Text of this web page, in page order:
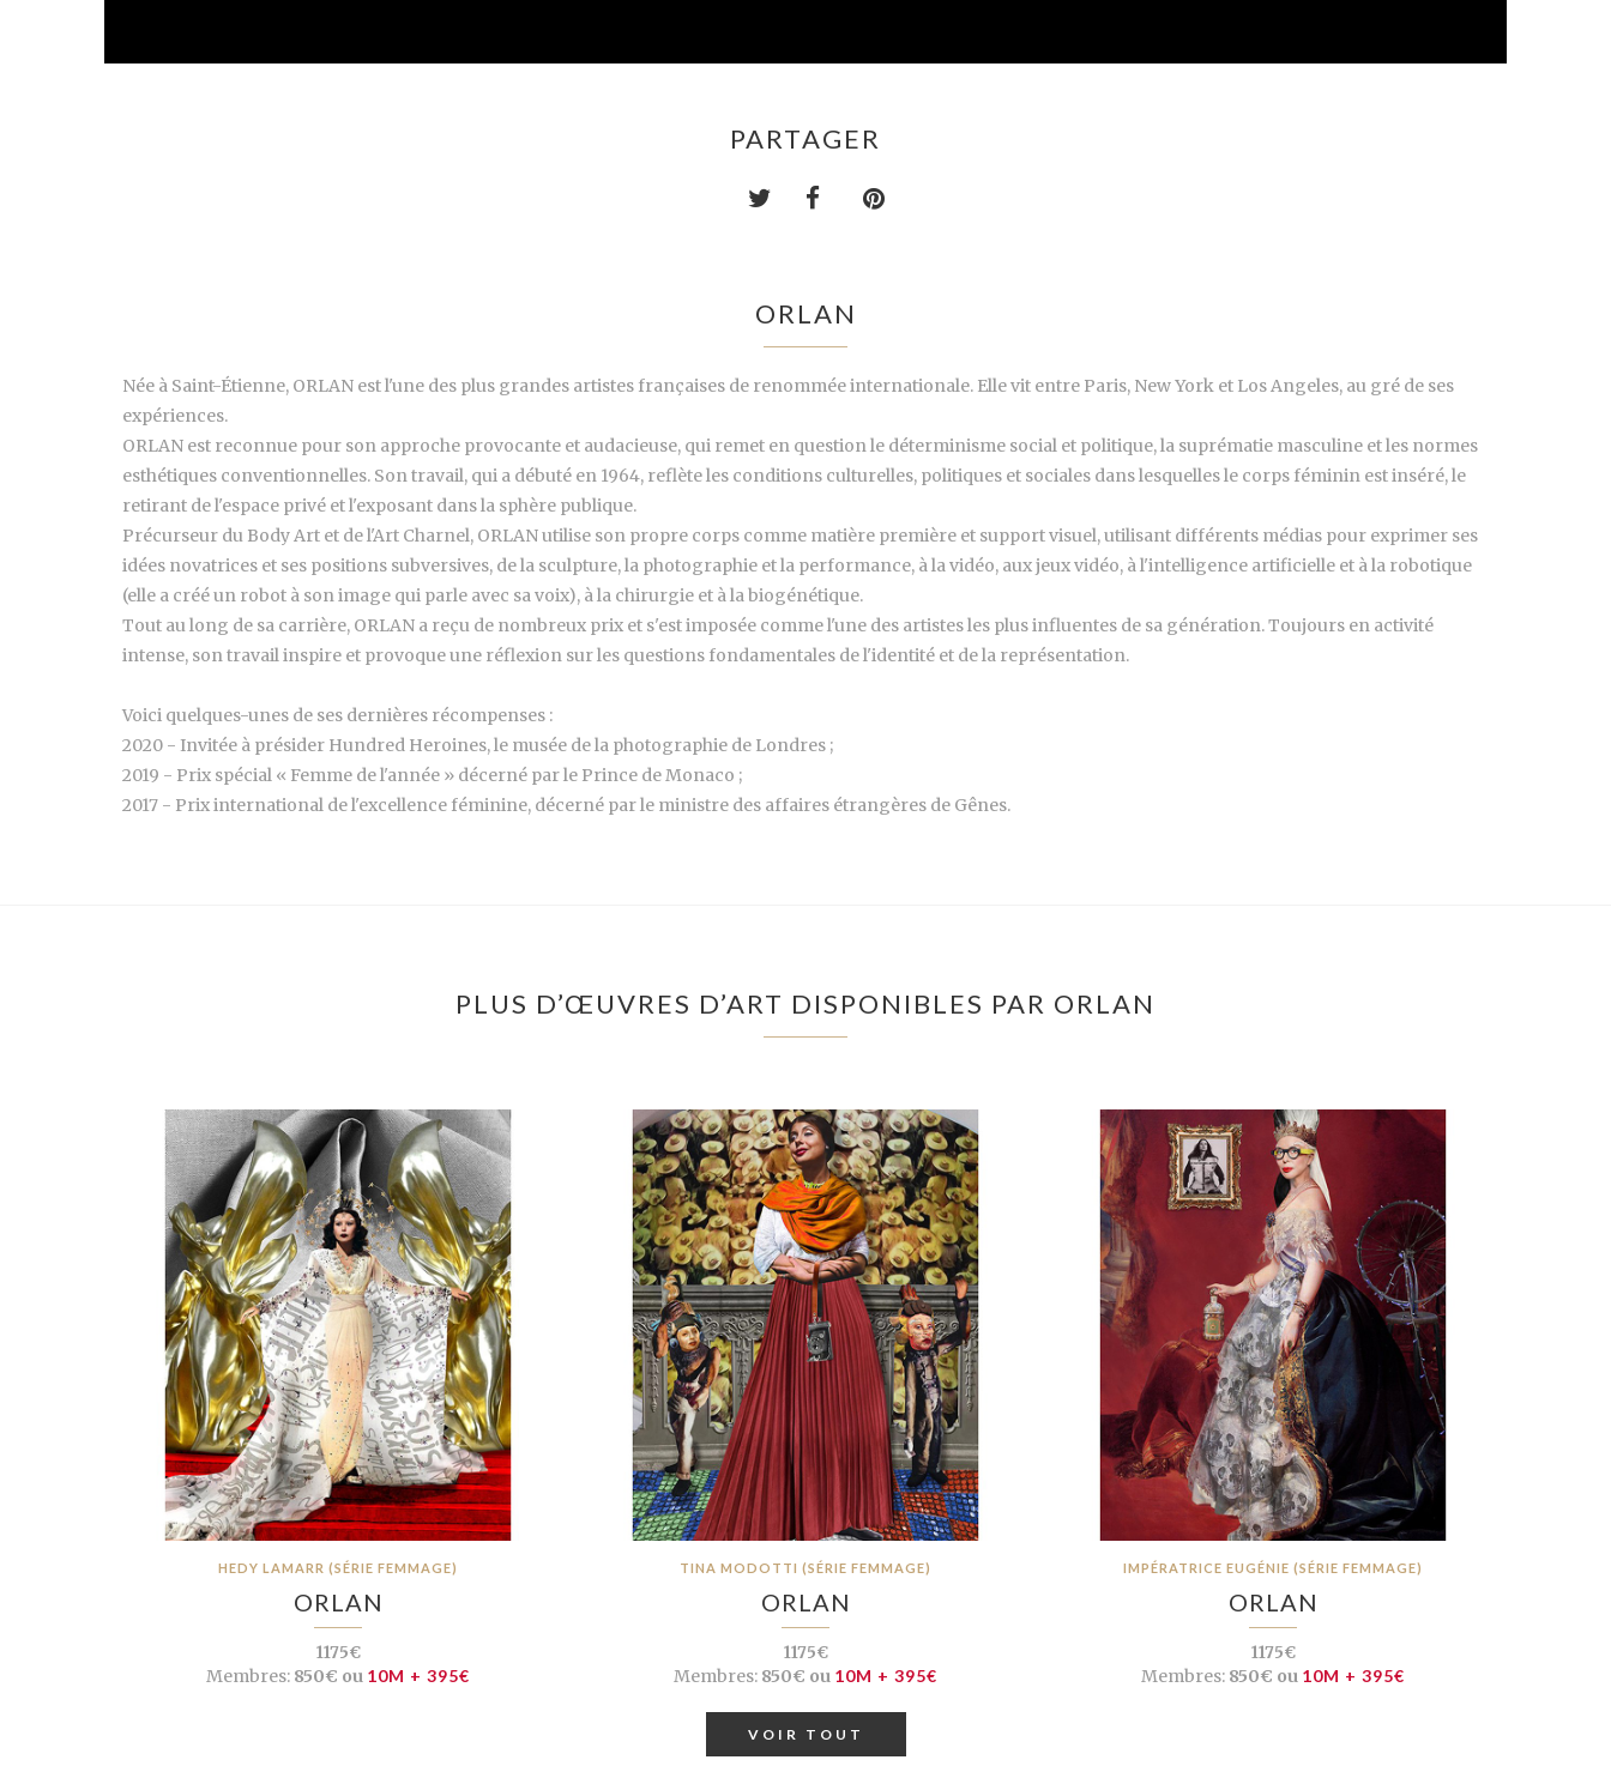
PARTAGER
ORLAN
Née à Saint-Étienne, ORLAN est l'une des plus grandes artistes françaises de renommée internationale. Elle vit entre Paris, New York et Los Angeles, au gré de ses
expériences.
ORLAN est reconnue pour son approche provocante et audacieuse, qui remet en question le déterminisme social et politique, la suprématie masculine et les normes
esthétiques conventionnelles. Son travail, qui a débuté en 1964, reflète les conditions culturelles, politiques et sociales dans lesquelles le corps féminin est inséré, le
retirant de l'espace privé et l'exposant dans la sphère publique.
Précurseur du Body Art et de l'Art Charnel, ORLAN utilise son propre corps comme matière première et support visuel, utilisant différents médias pour exprimer ses
idées novatrices et ses positions subversives, de la sculpture, la photographie et la performance, à la vidéo, aux jeux vidéo, à l'intelligence artificielle et à la robotique
(elle a créé un robot à son image qui parle avec sa voix), à la chirurgie et à la biogénétique.
Tout au long de sa carrière, ORLAN a reçu de nombreux prix et s'est imposée comme l'une des artistes les plus influentes de sa génération. Toujours en activité
intense, son travail inspire et provoque une réflexion sur les questions fondamentales de l'identité et de la représentation.
Voici quelques-unes de ses dernières récompenses :
2020 - Invitée à présider Hundred Heroines, le musée de la photographie de Londres ;
2019 - Prix spécial « Femme de l'année » décerné par le Prince de Monaco ;
2017 - Prix international de l'excellence féminine, décerné par le ministre des affaires étrangères de Gênes.
PLUS D’ŒUVRES D’ART DISPONIBLES PAR ORLAN
HEDY LAMARR (SÉRIE FEMMAGE)
ORLAN
1175€
Membres: 850€ ou 10M + 395€
TINA MODOTTI (SÉRIE FEMMAGE)
ORLAN
1175€
Membres: 850€ ou 10M + 395€
IMPÉRATRICE EUGÉNIE (SÉRIE FEMMAGE)
ORLAN
1175€
Membres: 850€ ou 10M + 395€
VOIR TOUT